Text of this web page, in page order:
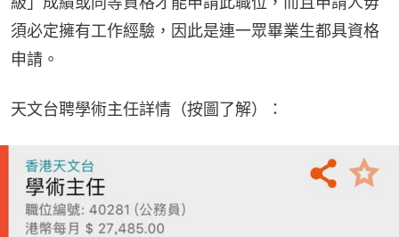
須必定擁有工作經驗，因此是連一眾畢業生都具資格
申請。
天文台聘學術主任詳情（按圖了解）：